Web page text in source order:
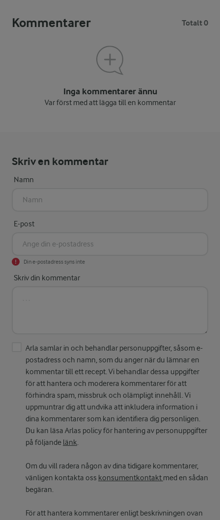
Kommentarer Totalt 0
Inga kommentarer ännu
Var först med att lägga till en kommentar
Skriv en kommentar
Namn
E-post
Din e-postadress syns inte
Skriv din kommentar
Arla samlar in och behandlar personuppgifter, såsom e-
postadress och namn, som du anger när du lämnar en
kommentar till ett recept. Vi behandlar dessa uppgifter
för att hantera och moderera kommentarer för att
förhindra spam, missbruk och olämpligt innehåll. Vi
uppmuntrar dig att undvika att inkludera information i
dina kommentarer som kan identifiera dig personligen.
Du kan läsa Arlas policy för hantering av personuppgifter
på följande länk.
Om du vill radera någon av dina tidigare kommentarer,
vänligen kontakta oss konsumentkontakt med en sådan
begäran.
För att hantera kommentarer enligt beskrivningen ovan